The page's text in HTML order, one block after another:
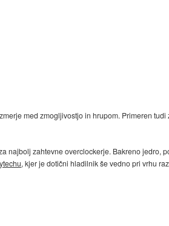
med zmogljivostjo in hrupom. Primeren
najbolj zahtevne overclockerje. Bakreno jedro,
, kjer je dotični hladilnik še vedno pri vrhu